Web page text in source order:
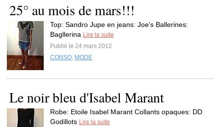
25° au mois de mars!!!
Top: Sandro Jupe en jeans: Joe's Ballerines:
Bagllerina Lire la suite
Publié le 24 mars 2012
CONSO, MODE
Le noir bleu d'Isabel Marant
Robe: Etoile Isabel Marant Collants opaques: DD
Godillots Lire la suite